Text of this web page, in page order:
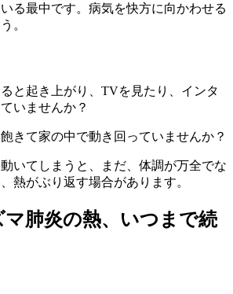
る最中です。病気を快方に向かわせる
。
と起き上がり、TVを見たり、インタ
いませんか？
きて家の中で動き回っていませんか？
いてしまうと、まだ、体調が万全でな
熱がぶり返す場合があります。
肺炎の熱、いつまで続